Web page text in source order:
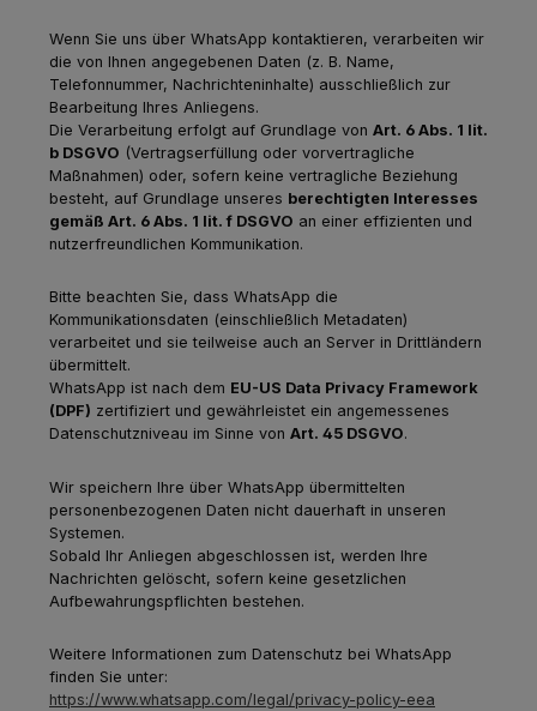
Wenn Sie uns über WhatsApp kontaktieren, verarbeiten wir
die von Ihnen angegebenen Daten (z. B. Name,
Telefonnummer, Nachrichteninhalte) ausschließlich zur
Bearbeitung Ihres Anliegens.
Die Verarbeitung erfolgt auf Grundlage von Art. 6 Abs. 1 lit.
b DSGVO (Vertragserfüllung oder vorvertragliche
Maßnahmen) oder, sofern keine vertragliche Beziehung
besteht, auf Grundlage unseres berechtigten Interesses
gemäß Art. 6 Abs. 1 lit. f DSGVO an einer effizienten und
nutzerfreundlichen Kommunikation.
Bitte beachten Sie, dass WhatsApp die
Kommunikationsdaten (einschließlich Metadaten)
verarbeitet und sie teilweise auch an Server in Drittländern
übermittelt.
WhatsApp ist nach dem EU-US Data Privacy Framework
(DPF) zertifiziert und gewährleistet ein angemessenes
Datenschutzniveau im Sinne von Art. 45 DSGVO.
Wir speichern Ihre über WhatsApp übermittelten
personenbezogenen Daten nicht dauerhaft in unseren
Systemen.
Sobald Ihr Anliegen abgeschlossen ist, werden Ihre
Nachrichten gelöscht, sofern keine gesetzlichen
Aufbewahrungspflichten bestehen.
Weitere Informationen zum Datenschutz bei WhatsApp
finden Sie unter:
https://www.whatsapp.com/legal/privacy-policy-eea